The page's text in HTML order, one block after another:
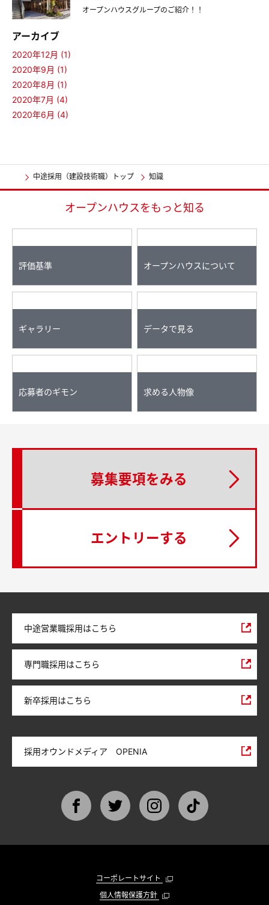
オープンハウスグループのご紹介！！
アーカイブ
2020年12月 (1)
2020年9月 (1)
2020年8月 (1)
2020年7月 (4)
2020年6月 (4)
中途採用（建設技術職）トップ 知識
オープンハウスをもっと知る
評価基準 オープンハウスについて
ギャラリー データで見る
応募者のギモン 求める人物像
募集要項をみる
エントリーする
中途営業職採用はこちら
専門職採用はこちら
新卒採用はこちら
採用オウンドメディア OPENIA
コーポレートサイト
個人情報保護方針